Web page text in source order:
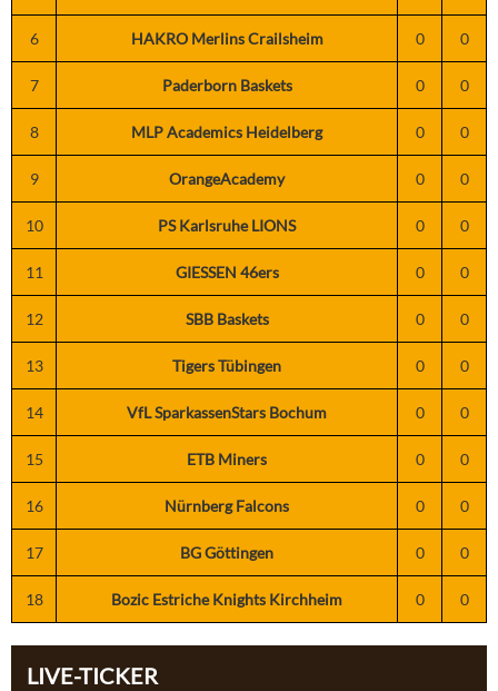
6 HAKRO Merlins Crailsheim 0 0
7 Paderborn Baskets 0 0
8 MLP Academics Heidelberg 0 0
9 OrangeAcademy 0 0
10 PS Karlsruhe LIONS 0 0
11 GIESSEN 46ers 0 0
12 SBB Baskets 0 0
13 Tigers Tübingen 0 0
14 VfL SparkassenStars Bochum 0 0
15 ETB Miners 0 0
16 Nürnberg Falcons 0 0
17 BG Göttingen 0 0
18 Bozic Estriche Knights Kirchheim 0 0
LIVE-TICKER